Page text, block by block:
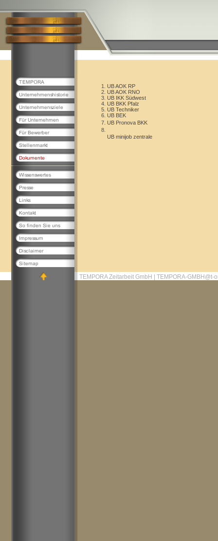
UB AOK RP
UB AOK RNO
UB IKK Südwest
UB BKK Pfalz
UB Techniker
UB BEK
UB Pronova BKK
UB minijob zentrale
TEMPORA Zeitarbeit GmbH | TEMPORA-GMBH@t-